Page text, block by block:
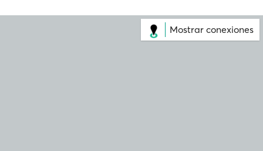
Mostrar conexiones